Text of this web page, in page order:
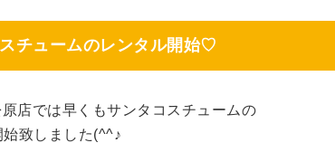
チュームのレンタル開始♡
店では早くもサンタコスチュームの
始致しました(^^♪